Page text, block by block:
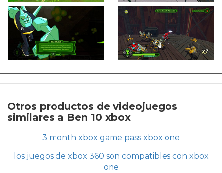
Otros productos de videojuegos
similares a Ben 10 xbox
3 month xbox game pass xbox one
los juegos de xbox 360 son compatibles con xbox
one